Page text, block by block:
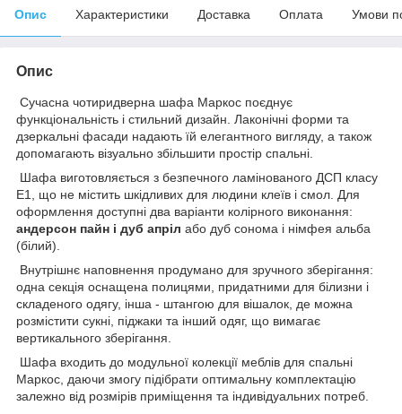
Опис Характеристики Доставка Оплата Умови
Опис
Сучасна чотиридверна шафа Маркос поєднує
функціональність і стильний дизайн. Лаконічні форми та
дзеркальні фасади надають їй елегантного вигляду, а також
допомагають візуально збільшити простір спальні.
Шафа виготовляється з безпечного ламінованого ДСП класу
Е1, що не містить шкідливих для людини клеїв і смол. Для
оформлення доступні два варіанти колірного виконання:
андерсон пайн і дуб апріл або дуб сонома і німфея альба
(білий).
Внутрішнє наповнення продумано для зручного зберігання:
одна секція оснащена полицями, придатними для білизни і
складеного одягу, інша - штангою для вішалок, де можна
розмістити сукні, піджаки та інший одяг, що вимагає
вертикального зберігання.
Шафа входить до модульної колекції меблів для спальні
Маркос, даючи змогу підібрати оптимальну комплектацію
залежно від розмірів приміщення та індивідуальних потреб.